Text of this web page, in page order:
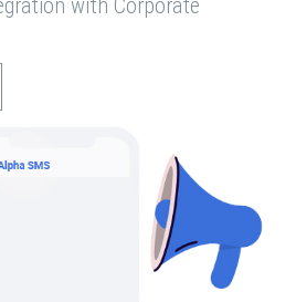
with Corporate